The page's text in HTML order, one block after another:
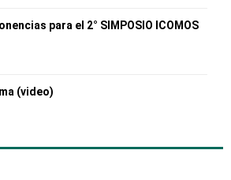
para el 2° SIMPOSIO ICOMOS
(video)